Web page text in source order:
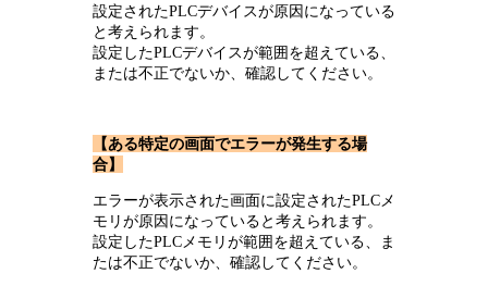
設定されたPLCデバイスが原因になっている
と考えられます。
設定したPLCデバイスが範囲を超えている、
または不正でないか、確認してください。
【ある特定の画面でエラーが発生する場
合】
エラーが表示された画面に設定されたPLCメ
モリが原因になっていると考えられます。
設定したPLCメモリが範囲を超えている、ま
たは不正でないか、確認してください。